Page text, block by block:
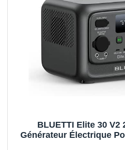
BLUETTI Elite 30 V2
Générateur Électrique